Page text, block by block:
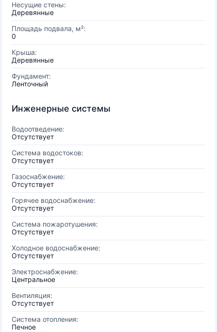
Несущие стены:
Деревянные
Площадь подвала, м²:
0
Крыша:
Деревянные
Фундамент:
Ленточный
Инженерные системы
Водоотведение:
Отсутствует
Система водостоков:
Отсутствует
Газоснабжение:
Отсутствует
Горячее водоснабжение:
Отсутствует
Система пожаротушения:
Отсутствует
Холодное водоснабжение:
Отсутствует
Электроснабжение:
Центральное
Вентиляция:
Отсутствует
Система отопления:
Печное